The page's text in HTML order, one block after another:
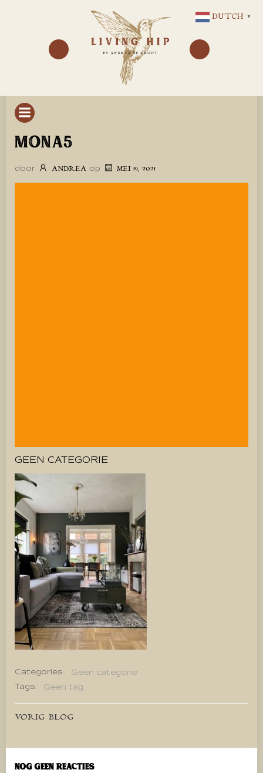
NAAR
DE
INHOUD
MONA5
door ANDREA op MEI 19, 2021
GEEN CATEGORIE
Categories:
Geen categorie
Tags:
Geen tag
Bericht
navigatie
VORIG BLOG
Nog geen reacties
DUTCH ▼